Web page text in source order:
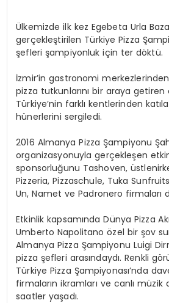
Ülkemizde ilk kez Egebeta Urla
gerçekleştirilen Türkiye Pizza
şefleri şampiyonluk için ter döktü.
İzmir’in gastronomi
pizza tutkunlarını bir araya
Türkiye’nin farklı kentlerinden
hünerlerini sergiledi.
2016 Almanya Pizza Şampiyonu
organizasyonuyla gerçekleşen
sponsorluğunu Tashoven,
Pizzeria, Pizzaschule, Tuka
Un, Namet ve Padronero firmaları
Etkinlik kapsamında Dünya Pizza
Umberto Napolitano özel bir şov
Almanya Pizza Şampiyonu Luigi
pizza şefleri arasındaydı. Renkli
Türkiye Pizza Şampiyonası’nda
firmaların ikramları ve canlı müzik
saatler yaşadı.